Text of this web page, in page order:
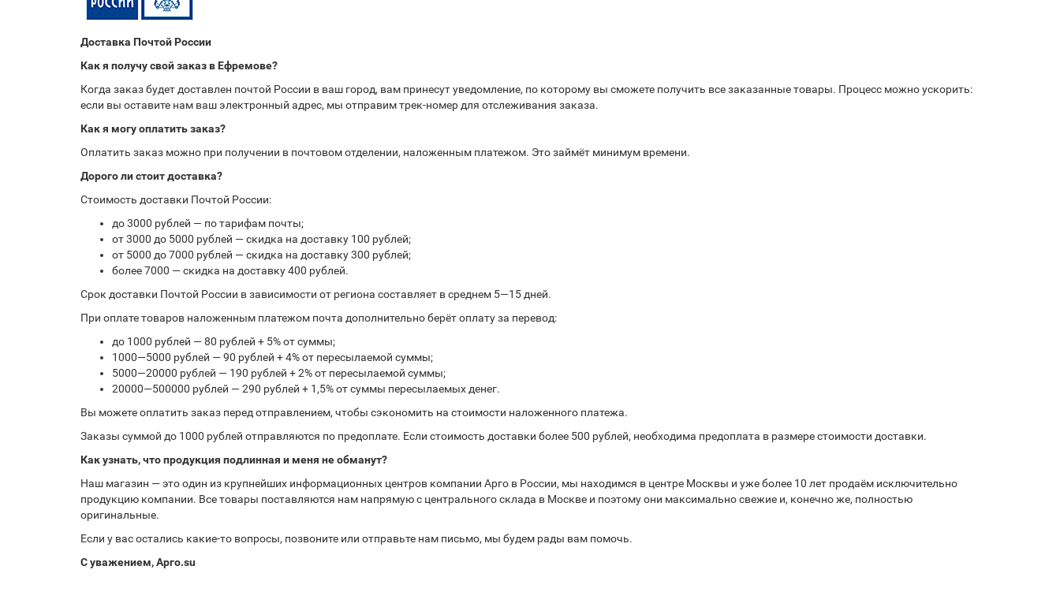
Доставка Почтой России
Как я получу свой заказ в Ефремове?
Когда заказ будет доставлен почтой России в ваш город, вам принесут уведомление, по которому вы сможете получить все заказанные товары. Процесс можно ускорить:
если вы оставите нам ваш электронный адрес, мы отправим трек-номер для отслеживания заказа.
Как я могу оплатить заказ?
Оплатить заказ можно при получении в почтовом отделении, наложенным платежом. Это займёт минимум времени.
Дорого ли стоит доставка?
Стоимость доставки Почтой России:
до 3000 рублей — по тарифам почты;
от 3000 до 5000 рублей — скидка на доставку 100 рублей;
от 5000 до 7000 рублей — скидка на доставку 300 рублей;
более 7000 — скидка на доставку 400 рублей.
Срок доставки Почтой России в зависимости от региона составляет в среднем 5—15 дней.
При оплате товаров наложенным платежом почта дополнительно берёт оплату за перевод:
до 1000 рублей — 80 рублей + 5% от суммы;
1000—5000 рублей — 90 рублей + 4% от пересылаемой суммы;
5000—20000 рублей — 190 рублей + 2% от пересылаемой суммы;
20000—500000 рублей — 290 рублей + 1,5% от суммы пересылаемых денег.
Вы можете оплатить заказ перед отправлением, чтобы сэкономить на стоимости наложенного платежа.
Заказы суммой до 1000 рублей отправляются по предоплате. Если стоимость доставки более 500 рублей, необходима предоплата в размере стоимости доставки.
Как узнать, что продукция подлинная и меня не обманут?
Наш магазин — это один из крупнейших информационных центров компании Арго в России, мы находимся в центре Москвы и уже более 10 лет продаём исключительно
продукцию компании. Все товары поставляются нам напрямую с центрального склада в Москве и поэтому они максимально свежие и, конечно же, полностью
оригинальные.
Если у вас остались какие-то вопросы, позвоните или отправьте нам письмо, мы будем рады вам помочь.
С уважением, Арго.su